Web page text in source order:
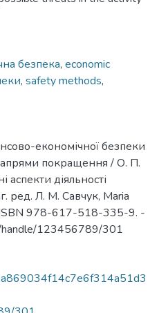
безпека, economic
, safety methods,
економічної безпеки
покращення / О. П.
аспекти діяльності
ред. Л. М. Савчук, Maria
ISBN 978-617-518-335-9. -
handle/123456789/301